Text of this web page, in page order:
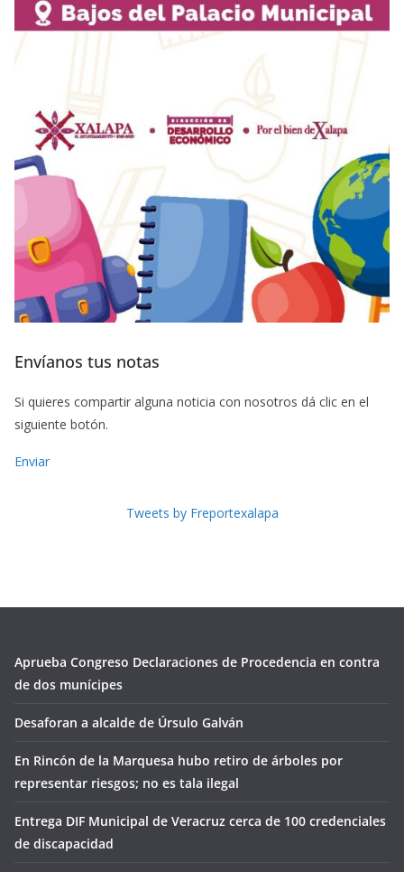
Envíanos tus notas
Si quieres compartir alguna noticia con nosotros dá clic en el
siguiente botón.
Enviar
Tweets by Freportexalapa
Aprueba Congreso Declaraciones de Procedencia en contra
de dos munícipes
Desaforan a alcalde de Úrsulo Galván
En Rincón de la Marquesa hubo retiro de árboles por
representar riesgos; no es tala ilegal
Entrega DIF Municipal de Veracruz cerca de 100 credenciales
de discapacidad